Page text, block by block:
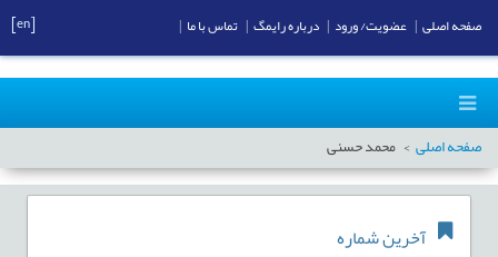
صفحه اصلی محمد حسنی
آخرین شماره
صفحه اصلی عضویت/ ورود درباره رایمگ تماس با ما